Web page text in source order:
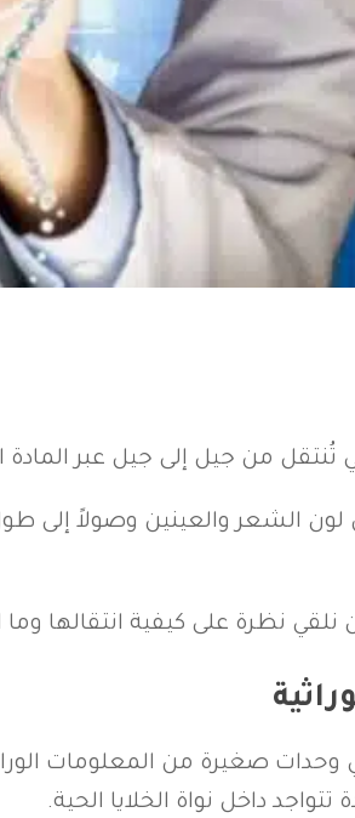
من جيل إلى جيل عبر المادة
لون الشعر والعينين وصولاً إلى
نظرة على كيفية انتقالها وما
داخل نواة الخلايا الحية.